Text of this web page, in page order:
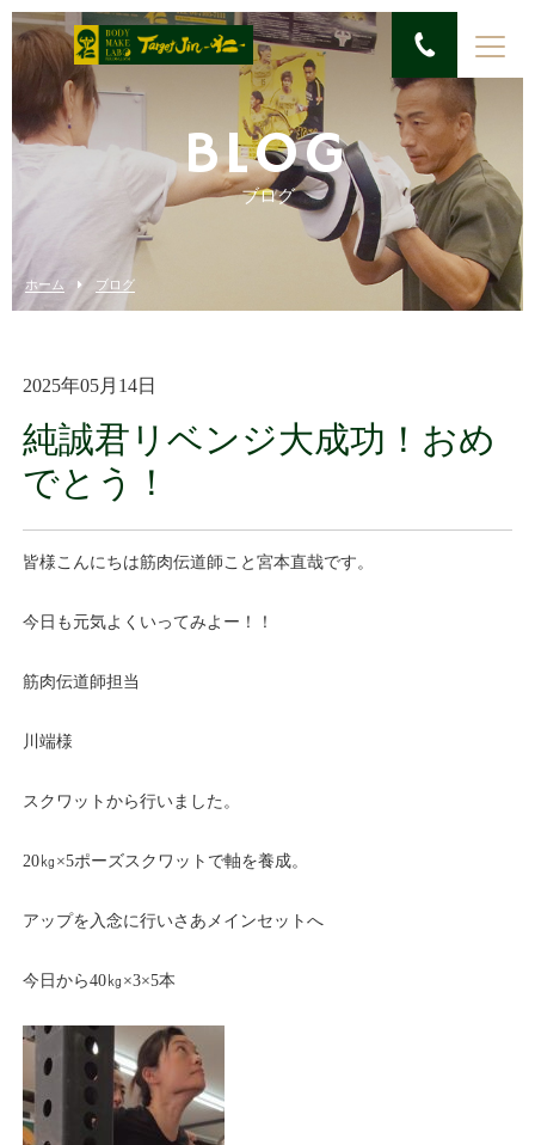
BLOG
ブログ
ホーム ブログ
2025年05月14日
純誠君リベンジ大成功！おめ
でとう！
皆様こんにちは筋肉伝道師こと宮本直哉です。
今日も元気よくいってみよー！！
筋肉伝道師担当
川端様
スクワットから行いました。
20㎏×5ポーズスクワットで軸を養成。
アップを入念に行いさあメインセットへ
今日から40㎏×3×5本